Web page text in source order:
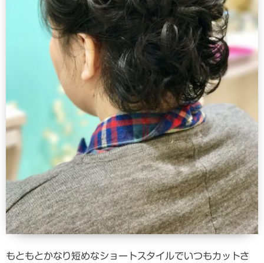
もともとかなり短めなショートスタイルでいつもカットさ